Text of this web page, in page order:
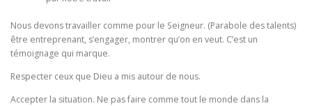
Nous devons travailler comme pour le Seigneur. (Parabole des talents)
être entreprenant, s’engager, montrer qu’on en veut. C’est un
témoignage qui marque.
Respecter ceux que Dieu a mis autour de nous.
Accepter la situation. Ne pas faire comme tout le monde dans la